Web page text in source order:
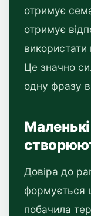
отримує
отримує
Це значно
одну фразу
Маленькі
Довіра до
формується
побачила